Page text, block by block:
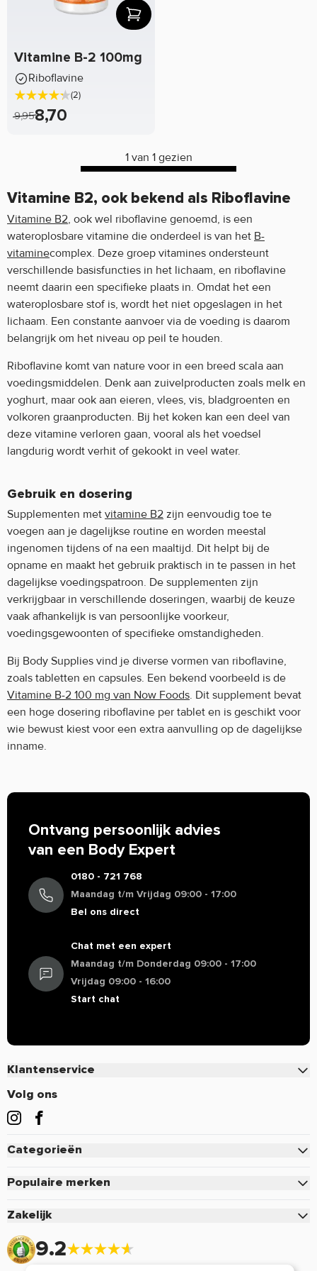
Vitamine B-2 100mg
Riboflavine
(2)
9,958,70
1 van 1 gezien
Vitamine B2, ook bekend als Riboflavine
Vitamine B2, ook wel riboflavine genoemd, is een
wateroplosbare vitamine die onderdeel is van het B-
vitaminecomplex. Deze groep vitamines ondersteunt
verschillende basisfuncties in het lichaam, en riboflavine
neemt daarin een specifieke plaats in. Omdat het een
wateroplosbare stof is, wordt het niet opgeslagen in het
lichaam. Een constante aanvoer via de voeding is daarom
belangrijk om het niveau op peil te houden.
Riboflavine komt van nature voor in een breed scala aan
voedingsmiddelen. Denk aan zuivelproducten zoals melk en
yoghurt, maar ook aan eieren, vlees, vis, bladgroenten en
volkoren graanproducten. Bij het koken kan een deel van
deze vitamine verloren gaan, vooral als het voedsel
langdurig wordt verhit of gekookt in veel water.
Gebruik en dosering
Supplementen met vitamine B2 zijn eenvoudig toe te
voegen aan je dagelijkse routine en worden meestal
ingenomen tijdens of na een maaltijd. Dit helpt bij de
opname en maakt het gebruik praktisch in te passen in het
dagelijkse voedingspatroon. De supplementen zijn
verkrijgbaar in verschillende doseringen, waarbij de keuze
vaak afhankelijk is van persoonlijke voorkeur,
voedingsgewoonten of specifieke omstandigheden.
Bij Body Supplies vind je diverse vormen van riboflavine,
zoals tabletten en capsules. Een bekend voorbeeld is de
Vitamine B-2 100 mg van Now Foods. Dit supplement bevat
een hoge dosering riboflavine per tablet en is geschikt voor
wie bewust kiest voor een extra aanvulling op de dagelijkse
inname.
Ontvang persoonlijk advies
van een Body Expert
0180 - 721 768
Maandag t/m Vrijdag 09:00 - 17:00
Bel ons direct
Chat met een expert
Maandag t/m Donderdag 09:00 - 17:00
Vrijdag 09:00 - 16:00
Start chat
Klantenservice
Contact
Veelgestelde vragen
Betalen
Verzenden & Bezorgen
Voordelen & Acties
Retour aanmelden
Mijn account
Volg ons
Categorieën
Pre-Workout
Sportvoeding
Vitamine & Mineralen
Populaire merken
Optimum Nutrition
Zakelijk
Zakelijk inloggen
Aanmelden zakelijk account
9.2